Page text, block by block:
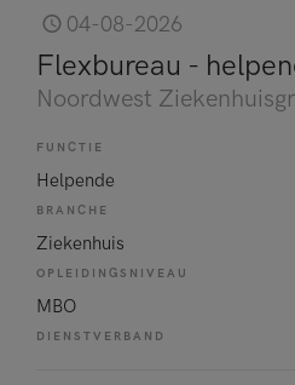
04-08-2026
Flexbureau -
Noordwest
FUNCTIE
Helpende
BRANCHE
Ziekenhuis
OPLEIDINGSNIVEAU
MBO
DIENSTVERBAND